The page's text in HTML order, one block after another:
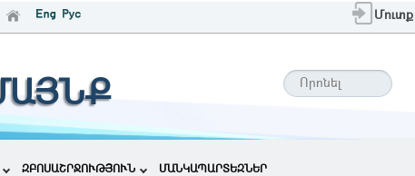
Մուտք
ԶԲՈՍԱՇՐՋՈՒԹՅՈՒՆ ՄԱՆԿԱՊԱՐՏԵԶՆԵՐ